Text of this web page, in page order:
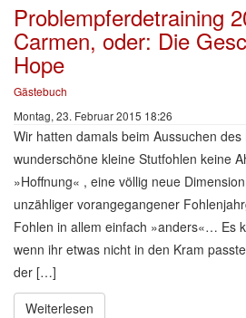
Problempferdetraining
Carmen, oder: Die
Hope
Gästebuch
Montag, 23. Februar 2015 18:26
Wir hatten damals beim Aussuchen
wunderschöne kleine Stutfohlen keine
»Hoffnung« , eine völlig neue
unzähliger vorangegangener
Fohlen in allem einfach »anders«… Es
wenn ihr etwas nicht in den Kram
der […]
Weiterlesen